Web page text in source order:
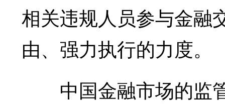
相关违规人员参与金融
由、强力执行的力度。
中国金融市场的监